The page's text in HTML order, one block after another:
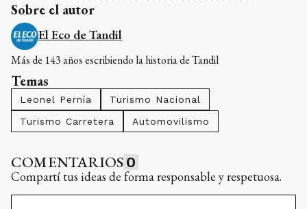
Sobre el autor
El Eco de Tandil
Más de 143 años escribiendo la historia de Tandil
Temas
Leonel Pernía
Turismo Nacional
Turismo Carretera
Automovilismo
COMENTARIOS 0
Compartí tus ideas de forma responsable y respetuosa.